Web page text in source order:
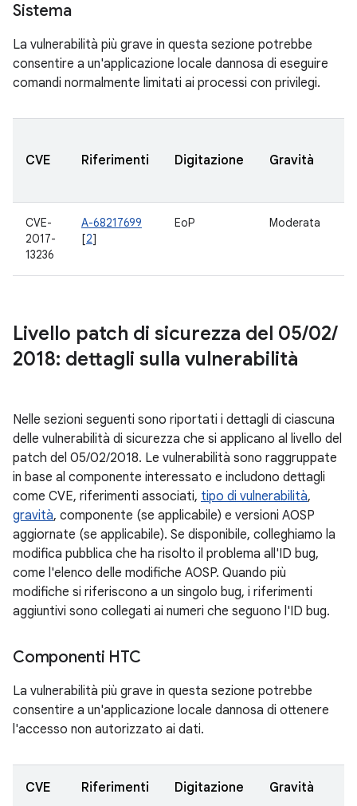
Sistema
La vulnerabilità più grave in questa sezione potrebbe
consentire a un'applicazione locale dannosa di eseguire
comandi normalmente limitati ai processi con privilegi.
CVE Riferimenti Digitazione Gravità
CVE-
2017-
13236
A-68217699
[2]
EoP Moderata
Livello patch di sicurezza del 05/02/
2018: dettagli sulla vulnerabilità
Nelle sezioni seguenti sono riportati i dettagli di ciascuna
delle vulnerabilità di sicurezza che si applicano al livello del
patch del 05/02/2018. Le vulnerabilità sono raggruppate
in base al componente interessato e includono dettagli
come CVE, riferimenti associati, tipo di vulnerabilità,
gravità, componente (se applicabile) e versioni AOSP
aggiornate (se applicabile). Se disponibile, colleghiamo la
modifica pubblica che ha risolto il problema all'ID bug,
come l'elenco delle modifiche AOSP. Quando più
modifiche si riferiscono a un singolo bug, i riferimenti
aggiuntivi sono collegati ai numeri che seguono l'ID bug.
Componenti HTC
La vulnerabilità più grave in questa sezione potrebbe
consentire a un'applicazione locale dannosa di ottenere
l'accesso non autorizzato ai dati.
CVE Riferimenti Digitazione Gravità